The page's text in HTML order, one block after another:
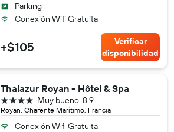
Parking
Conexión Wifi Gratuita
+$105
Verificar
disponibilidad
Thalazur Royan - Hôtel & Spa
Royan, Charente Marítimo, Francia
8.9
Muy bueno
4 estrellas
Conexión Wifi Gratuita